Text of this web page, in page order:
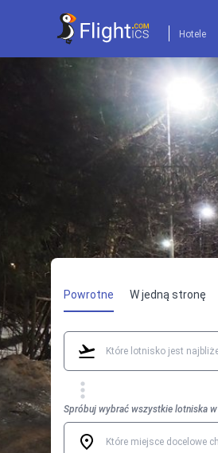
Hotele
Powrotne W jedną stronę
Spróbuj wybrać wszystkie lotniska